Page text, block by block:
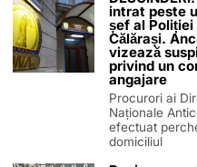
este despre
Iar dacă
pe care le
drumul bun.
intrat peste
șef al Poliției
Călărași.
vizează
privind un
angajare
Procurori ai
Naționale
efectuat
domiciliul